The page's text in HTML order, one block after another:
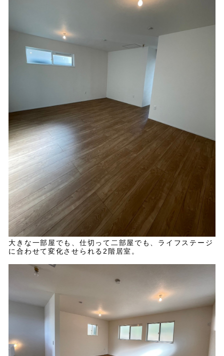
大きな一部屋でも、仕切って二部屋でも、ライフステージ
に合わせて変化させられる2階居室。